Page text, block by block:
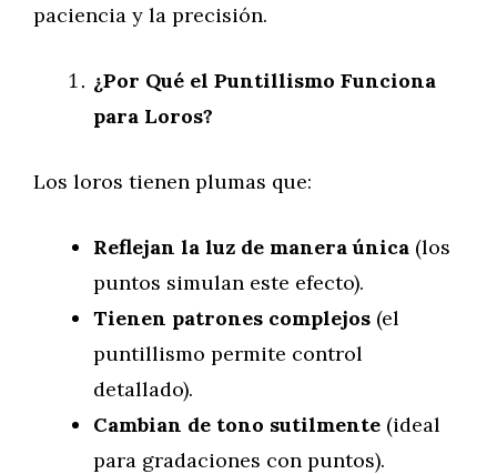
paciencia y la precisión.
¿Por Qué el Puntillismo Funciona
para Loros?
Los loros tienen plumas que:
Reflejan la luz de manera única (los
puntos simulan este efecto).
Tienen patrones complejos (el
puntillismo permite control
detallado).
Cambian de tono sutilmente (ideal
para gradaciones con puntos).